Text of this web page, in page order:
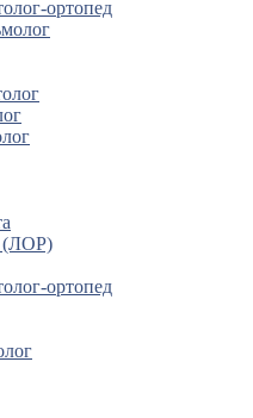
ортопед
(ЛОР)
ортопед